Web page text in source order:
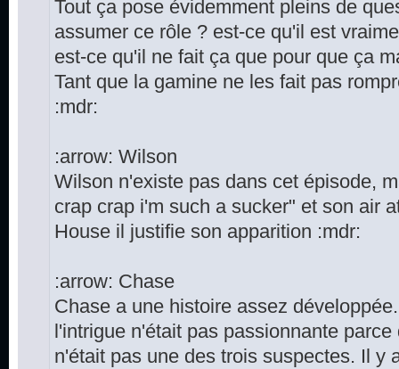
Tout ça pose évidemment pleins de
assumer ce rôle ? est-ce qu'il est
est-ce qu'il ne fait ça que pour que ça
Tant que la gamine ne les fait pas
:mdr:
:arrow: Wilson
Wilson n'existe pas dans cet épisode,
crap crap i'm such a sucker" et son air
House il justifie son apparition :mdr:
:arrow: Chase
Chase a une histoire assez
l'intrigue n'était pas passionnante
n'était pas une des trois suspectes. Il y